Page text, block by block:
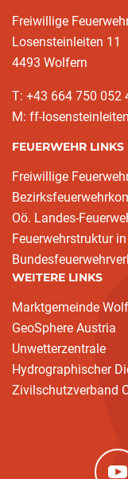
Freiwillige
Losensteinleiten 11
4493 Wolfern
T: +43 664 750 052
M: ff-
FEUERWEHR LINKS
Freiwillige
Oö. Landes-
Feuerwehrstruktur
WEITERE LINKS
Marktgemeinde
GeoSphere Austria
Unwetterzentrale
Hydrographischer
Zivilschutzverband